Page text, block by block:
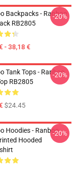
Backpacks - Ranboo
RB2805
- 38,18 €
-20%
Tank Tops - Ranboo
RB2805
$24.45
-20%
Hoodies - Ranboo
Hooded
-20%